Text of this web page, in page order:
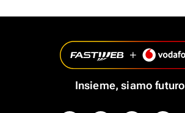
Insieme, siamo futuro